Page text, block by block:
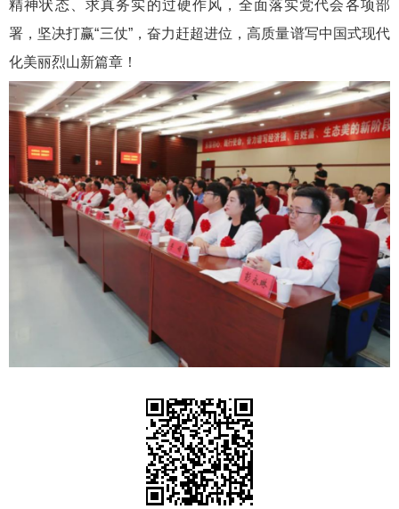
精神状态、求真务实的过硬作风，全面落实党代会各项部
署，坚决打赢“三仗”，奋力赶超进位，高质量谱写中国式现代
化美丽烈山新篇章！